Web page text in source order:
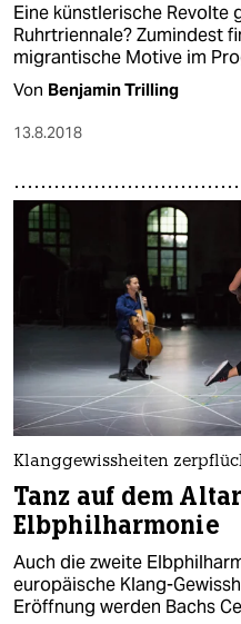
Eine künstlerische Revolte
Ruhrtriennale? Zumindest
migrantische Motive im
Von Benjamin Trilling
13.8.2018
Klanggewissheiten
Tanz auf dem
Elbphilharmonie
Auch die zweite
europäische Klang-
Eröffnung werden Bachs